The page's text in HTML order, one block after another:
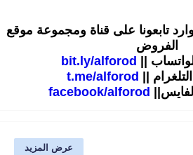
تابعونا على قناة ومجموعة موقع
الفروض
||
bit.ly/alforod
||
t.me/alforod
facebook/alforod
عرض المزيد